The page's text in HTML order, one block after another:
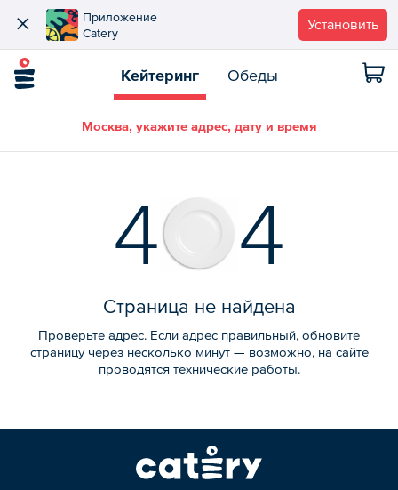
Приложение
Catery
Установить
Кейтеринг Обеды
Москва, укажите адрес, дату и время
4 4
Страница не найдена
Проверьте адрес. Если адрес правильный, обновите
страницу через несколько минут — возможно, на сайте
проводятся технические работы.